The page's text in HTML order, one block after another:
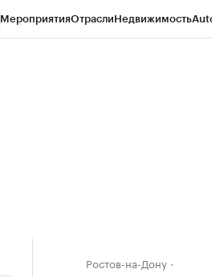
МероприятияОтраслиНедвижимость
Ростов-на-Дону